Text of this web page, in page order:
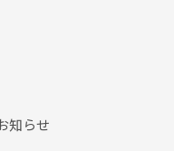
知らせ